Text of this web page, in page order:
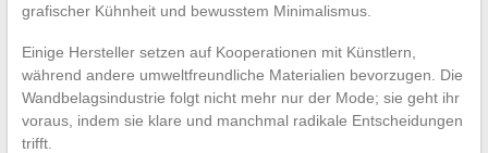
grafischer Kühnheit und bewusstem Minimalismus.
Einige Hersteller setzen auf Kooperationen mit Künstlern,
während andere umweltfreundliche Materialien bevorzugen. Die
Wandbelagsindustrie folgt nicht mehr nur der Mode; sie geht ihr
voraus, indem sie klare und manchmal radikale Entscheidungen
trifft.